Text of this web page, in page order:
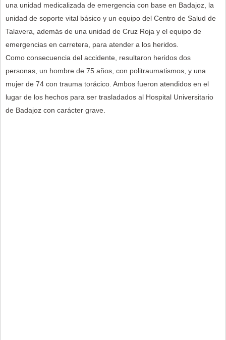
una unidad medicalizada de emergencia con base en Badajoz, la
unidad de soporte vital básico y un equipo del Centro de Salud de
Talavera, además de una unidad de Cruz Roja y el equipo de
emergencias en carretera, para atender a los heridos.
Como consecuencia del accidente, resultaron heridos dos
personas, un hombre de 75 años, con politraumatismos, y una
mujer de 74 con trauma torácico. Ambos fueron atendidos en el
lugar de los hechos para ser trasladados al Hospital Universitario
de Badajoz con carácter grave.